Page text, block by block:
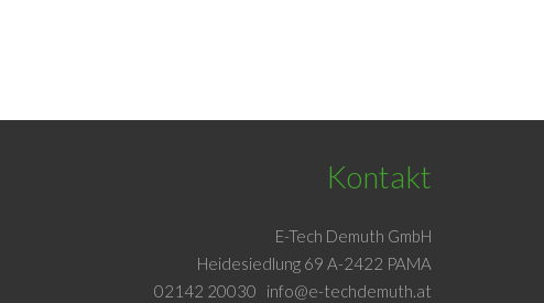
Kontakt
E-Tech Demuth GmbH
Heidesiedlung 69 A-2422 PAMA
02142 20030
info@e-techdemuth.at